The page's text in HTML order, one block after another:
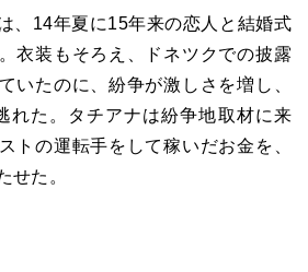
、14年夏に15年来の恋人と結婚式
衣装もそろえ、ドネツクでの披露
いたのに、紛争が激しさを増し、
れた。タチアナは紛争地取材に来
トの運転手をして稼いだお金を、
せた。